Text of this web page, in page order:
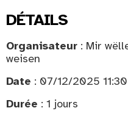
DÉTAILS
Organisateur : Mir
weisen
Date : 07/12/2025
Durée : 1 jours